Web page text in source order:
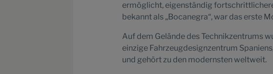
ermöglicht, eigenständig
bekannt als „Bocanegra“, war das erste
Auf dem Gelände des Technikzentrums
einzige Fahrzeugdesignzentrum
und gehört zu den modernsten weltweit.